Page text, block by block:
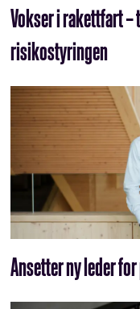
Vokser i rakettfart
risikostyringen
Ansetter ny leder